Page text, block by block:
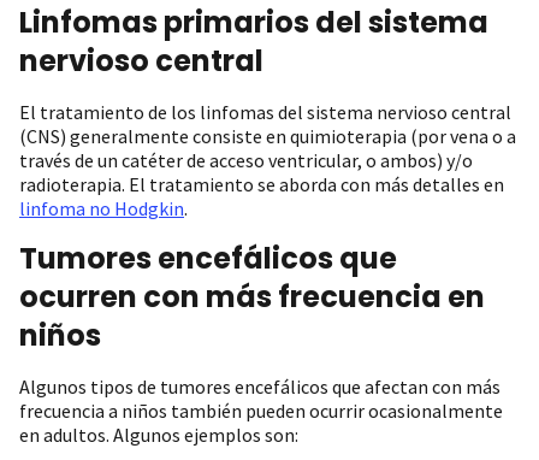
Linfomas primarios del sistema
nervioso central
El tratamiento de los linfomas del sistema nervioso central
(CNS) generalmente consiste en quimioterapia (por vena o a
través de un catéter de acceso ventricular, o ambos) y/o
radioterapia. El tratamiento se aborda con más detalles en
linfoma no Hodgkin.
Tumores encefálicos que
ocurren con más frecuencia en
niños
Algunos tipos de tumores encefálicos que afectan con más
frecuencia a niños también pueden ocurrir ocasionalmente
en adultos. Algunos ejemplos son: